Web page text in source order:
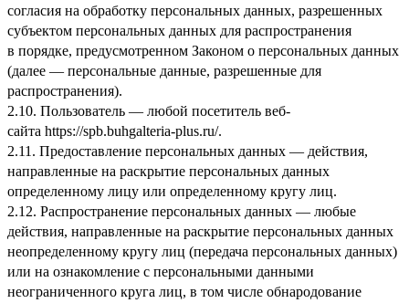
согласия на обработку персональных данных, разрешенных
субъектом персональных данных для распространения
в порядке, предусмотренном Законом о персональных данных
(далее — персональные данные, разрешенные для
распространения).
2.10. Пользователь — любой посетитель веб-
сайта https://spb.buhgalteria-plus.ru/.
2.11. Предоставление персональных данных — действия,
направленные на раскрытие персональных данных
определенному лицу или определенному кругу лиц.
2.12. Распространение персональных данных — любые
действия, направленные на раскрытие персональных данных
неопределенному кругу лиц (передача персональных данных)
или на ознакомление с персональными данными
неограниченного круга лиц, в том числе обнародование